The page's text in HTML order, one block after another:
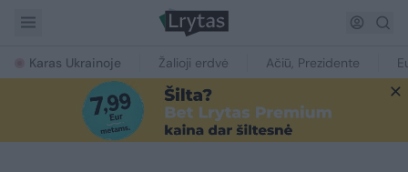
Karas Ukrainoje Žalioji erdvė Ačiū, Prezidente